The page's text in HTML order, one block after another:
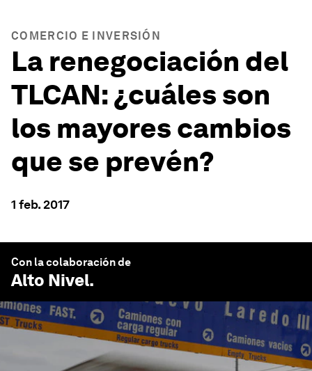
COMERCIO E INVERSIÓN
La renegociación del
TLCAN: ¿cuáles son
los mayores cambios
que se prevén?
1 feb. 2017
Con la colaboración de
Alto Nivel.